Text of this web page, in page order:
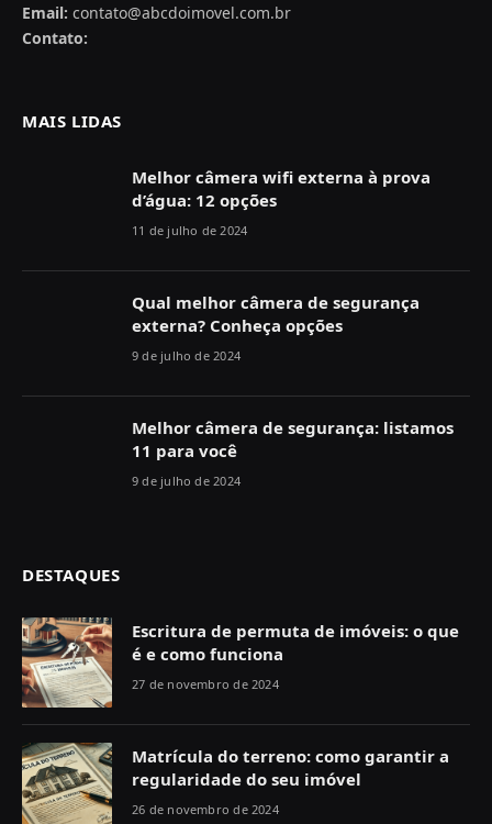
Email: contato@abcdoimovel.com.br
Contato:
MAIS LIDAS
Melhor câmera wifi externa à prova
d’água: 12 opções
11 de julho de 2024
Qual melhor câmera de segurança
externa? Conheça opções
9 de julho de 2024
Melhor câmera de segurança: listamos
11 para você
9 de julho de 2024
DESTAQUES
Escritura de permuta de imóveis: o que
é e como funciona
27 de novembro de 2024
Matrícula do terreno: como garantir a
regularidade do seu imóvel
26 de novembro de 2024